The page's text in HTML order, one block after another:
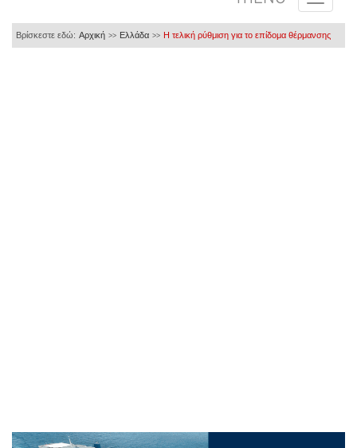
Βρίσκεστε εδώ: Αρχική >> Ελλάδα >> Η τελική ρύθμιση για το επίδομα θέρμανσης